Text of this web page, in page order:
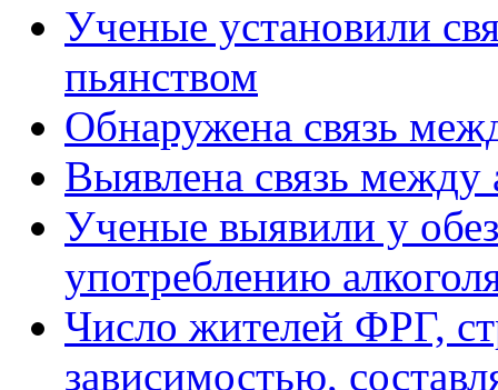
Ученые установили
пьянством
Обнаружена связь
Выявлена связь между
Ученые выявили у
употреблению
Число жителей ФРГ,
зависимостью,